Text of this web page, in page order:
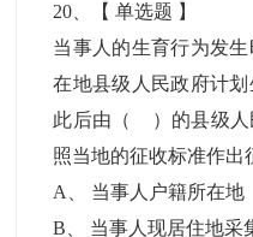
20 、【单选题 】
当事人的生育行为发
在地县级人民政府计
此后由（ ）的县级人
照当地的征收标准作出
A
当事人户籍所在地
B
当事人现居住地采